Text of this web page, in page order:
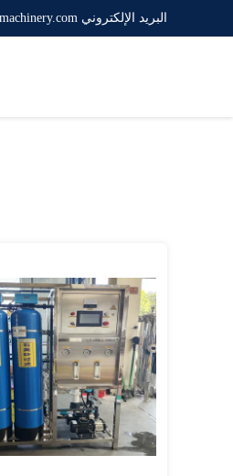
البريد الإلكتروني henry@henanfoodmachinery.com